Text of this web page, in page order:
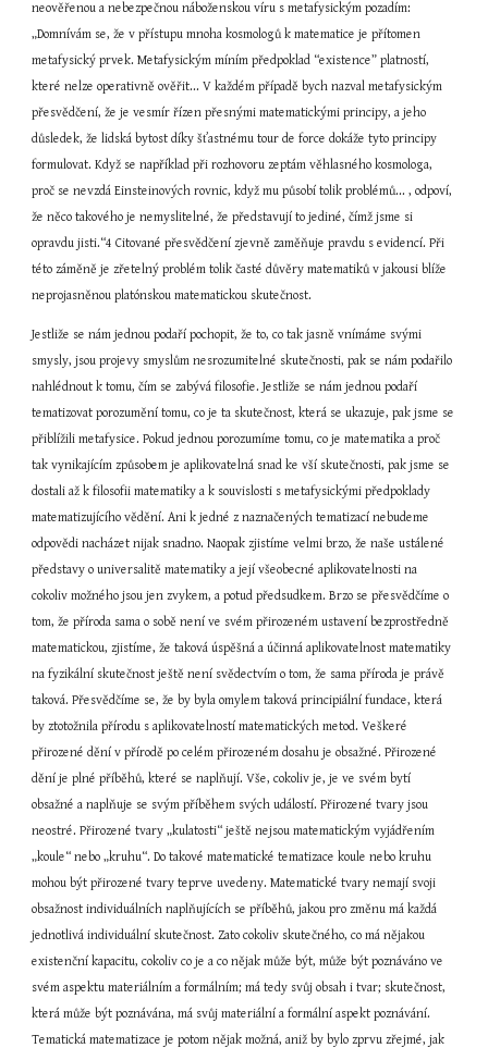
neověřenou a nebezpečnou náboženskou víru s metafysickým pozadím:
„Domnívám se, že v přístupu mnoha kosmologů k matematice je přítomen
metafysický prvek. Metafysickým míním předpoklad “existence” platností,
které nelze operativně ověřit... V každém případě bych nazval metafysickým
přesvědčení, že je vesmír řízen přesnými matematickými principy, a jeho
důsledek, že lidská bytost díky šťastnému tour de force dokáže tyto principy
formulovat. Když se například při rozhovoru zeptám věhlasného kosmologa,
proč se nevzdá Einsteinových rovnic, když mu působí tolik problémů... , odpoví,
že něco takového je nemyslitelné, že představují to jediné, čímž jsme si
opravdu jisti.“4 Citované přesvědčení zjevně zaměňuje pravdu s evidencí. Při
této záměně je zřetelný problém tolik časté důvěry matematiků v jakousi blíže
neprojasněnou platónskou matematickou skutečnost.
Jestliže se nám jednou podaří pochopit, že to, co tak jasně vnímáme svými
smysly, jsou projevy smyslům nesrozumitelné skutečnosti, pak se nám podařilo
nahlédnout k tomu, čím se zabývá filosofie. Jestliže se nám jednou podaří
tematizovat porozumění tomu, co je ta skutečnost, která se ukazuje, pak jsme se
přiblížili metafysice. Pokud jednou porozumíme tomu, co je matematika a proč
tak vynikajícím způsobem je aplikovatelná snad ke vší skutečnosti, pak jsme se
dostali až k filosofii matematiky a k souvislosti s metafysickými předpoklady
matematizujícího vědění. Ani k jedné z naznačených tematizací nebudeme
odpovědi nacházet nijak snadno. Naopak zjistíme velmi brzo, že naše ustálené
představy o universalitě matematiky a její všeobecné aplikovatelnosti na
cokoliv možného jsou jen zvykem, a potud předsudkem. Brzo se přesvědčíme o
tom, že příroda sama o sobě není ve svém přirozeném ustavení bezprostředně
matematickou, zjistíme, že taková úspěšná a účinná aplikovatelnost matematiky
na fyzikální skutečnost ještě není svědectvím o tom, že sama příroda je právě
taková. Přesvědčíme se, že by byla omylem taková principiální fundace, která
by ztotožnila přírodu s aplikovatelností matematických metod. Veškeré
přirozené dění v přírodě po celém přirozeném dosahu je obsažné. Přirozené
dění je plné příběhů, které se naplňují. Vše, cokoliv je, je ve svém bytí
obsažné a naplňuje se svým příběhem svých událostí. Přirozené tvary jsou
neostré. Přirozené tvary „kulatosti“ ještě nejsou matematickým vyjádřením
„koule“ nebo „kruhu“. Do takové matematické tematizace koule nebo kruhu
mohou být přirozené tvary teprve uvedeny. Matematické tvary nemají svoji
obsažnost individuálních naplňujících se příběhů, jakou pro změnu má každá
jednotlivá individuální skutečnost. Zato cokoliv skutečného, co má nějakou
existenční kapacitu, cokoliv co je a co nějak může být, může být poznáváno ve
svém aspektu materiálním a formálním; má tedy svůj obsah i tvar; skutečnost,
která může být poznávána, má svůj materiální a formální aspekt poznávání.
Tematická matematizace je potom nějak možná, aniž by bylo zprvu zřejmé, jak